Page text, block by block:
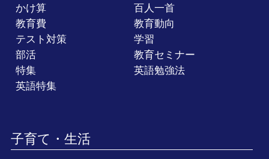
かけ算
百人一首
教育費
教育動向
テスト対策
学習
部活
教育セミナー
特集
英語勉強法
英語特集
子育て・生活